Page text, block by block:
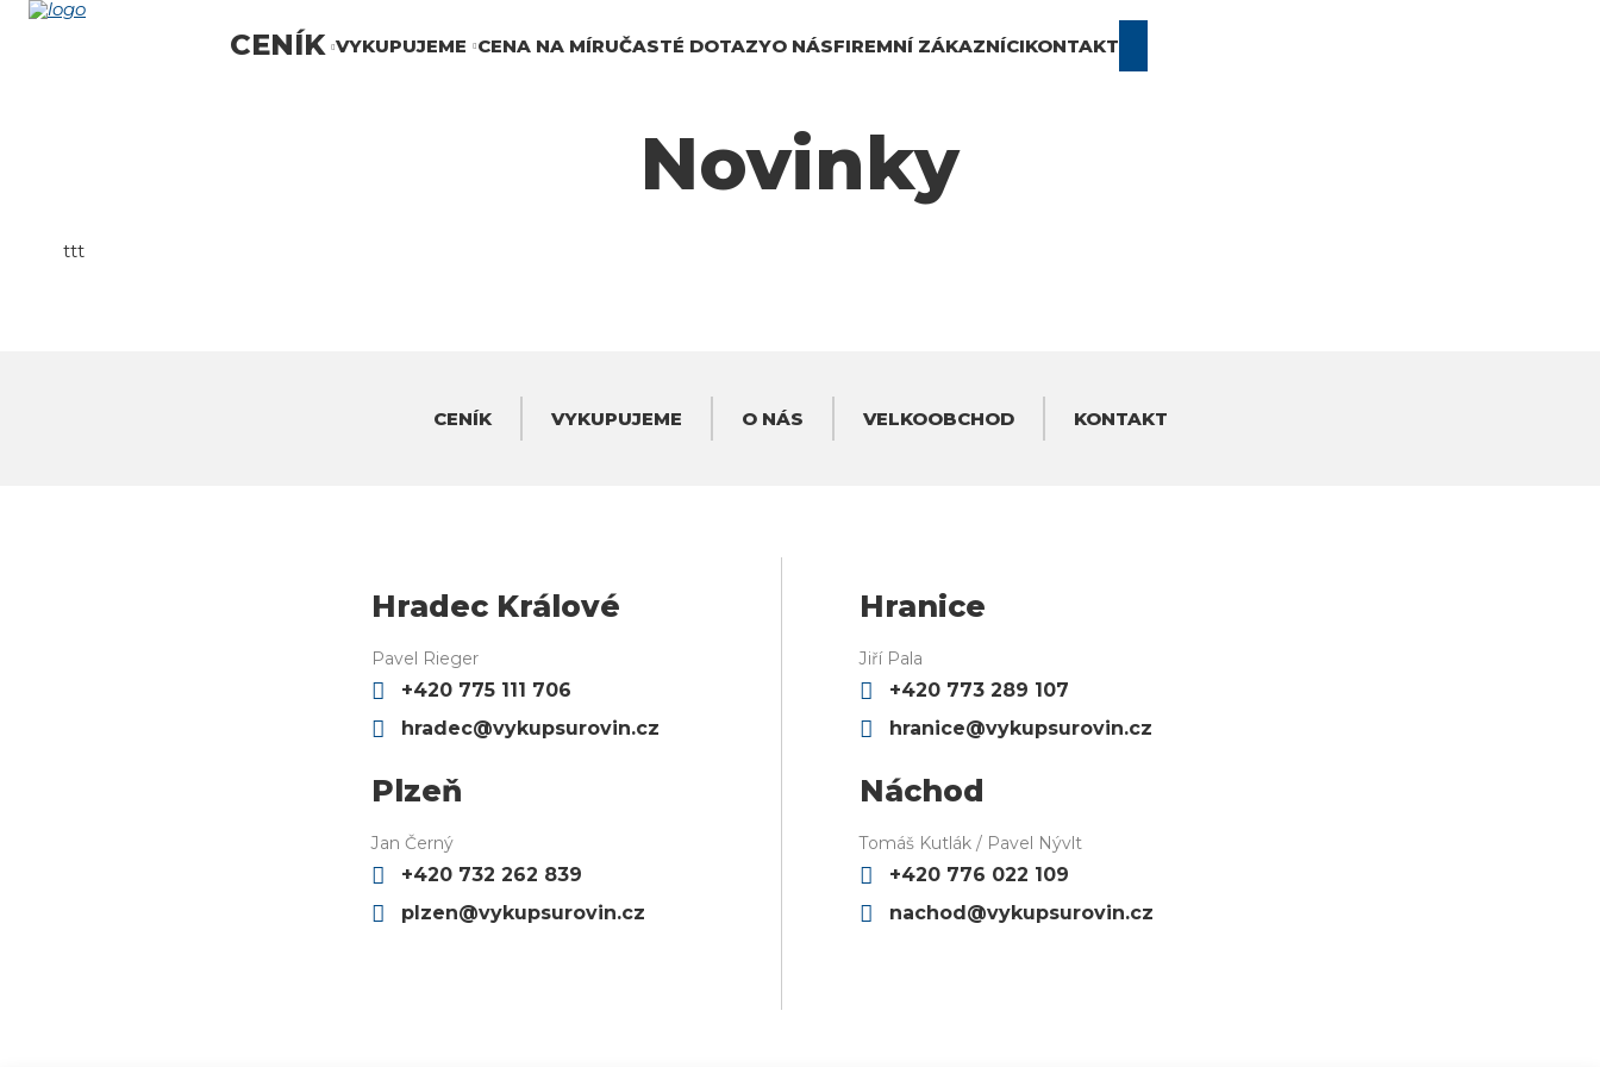
kovu = plechovka
lahodného moku!
CENÍK VYKUPUJEME CENA NA MÍRUČASTÉ DOTAZYO NÁSFIREMNÍ ZÁKAZNÍCIKONTAKT
Novinky
ttt
CENÍK VYKUPUJEME O NÁS VELKOOBCHOD KONTAKT
Hradec Králové
Pavel Rieger
+420 775 111 706
hradec@vykupsurovin.cz
Plzeň
Jan Černý
+420 732 262 839
plzen@vykupsurovin.cz
Hranice
Jiří Pala
+420 773 289 107
hranice@vykupsurovin.cz
Náchod
Tomáš Kutlák / Pavel Nývlt
+420 776 022 109
nachod@vykupsurovin.cz